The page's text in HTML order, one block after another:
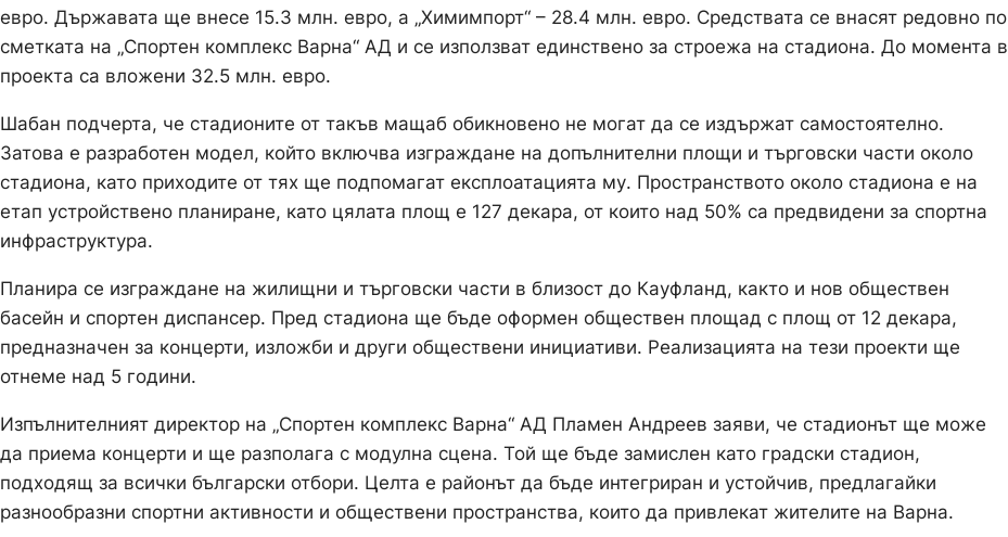
евро. Държавата ще внесе 15.3 млн. евро, а „Химимпорт“ – 28.4 млн. евро. Средствата се внасят редовно по
сметката на „Спортен комплекс Варна“ АД и се използват единствено за строежа на стадиона. До момента в
проекта са вложени 32.5 млн. евро.
Шабан подчерта, че стадионите от такъв мащаб обикновено не могат да се издържат самостоятелно.
Затова е разработен модел, който включва изграждане на допълнителни площи и търговски части около
стадиона, като приходите от тях ще подпомагат експлоатацията му. Пространството около стадиона е на
етап устройствено планиране, като цялата площ е 127 декара, от които над 50% са предвидени за спортна
инфраструктура.
Планира се изграждане на жилищни и търговски части в близост до Кауфланд, както и нов обществен
басейн и спортен диспансер. Пред стадиона ще бъде оформен обществен площад с площ от 12 декара,
предназначен за концерти, изложби и други обществени инициативи. Реализацията на тези проекти ще
отнеме над 5 години.
Изпълнителният директор на „Спортен комплекс Варна“ АД Пламен Андреев заяви, че стадионът ще може
да приема концерти и ще разполага с модулна сцена. Той ще бъде замислен като градски стадион,
подходящ за всички български отбори. Целта е районът да бъде интегриран и устойчив, предлагайки
разнообразни спортни активности и обществени пространства, които да привлекат жителите на Варна.